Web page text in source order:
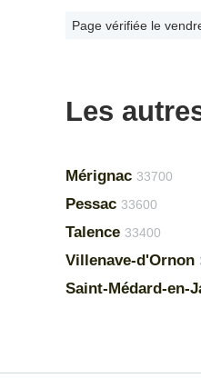
Page vérifiée le
Les
Mérignac 33700
Pessac 33600
Talence 33400
Villenave-d'Ornon
Saint-Médard-en-